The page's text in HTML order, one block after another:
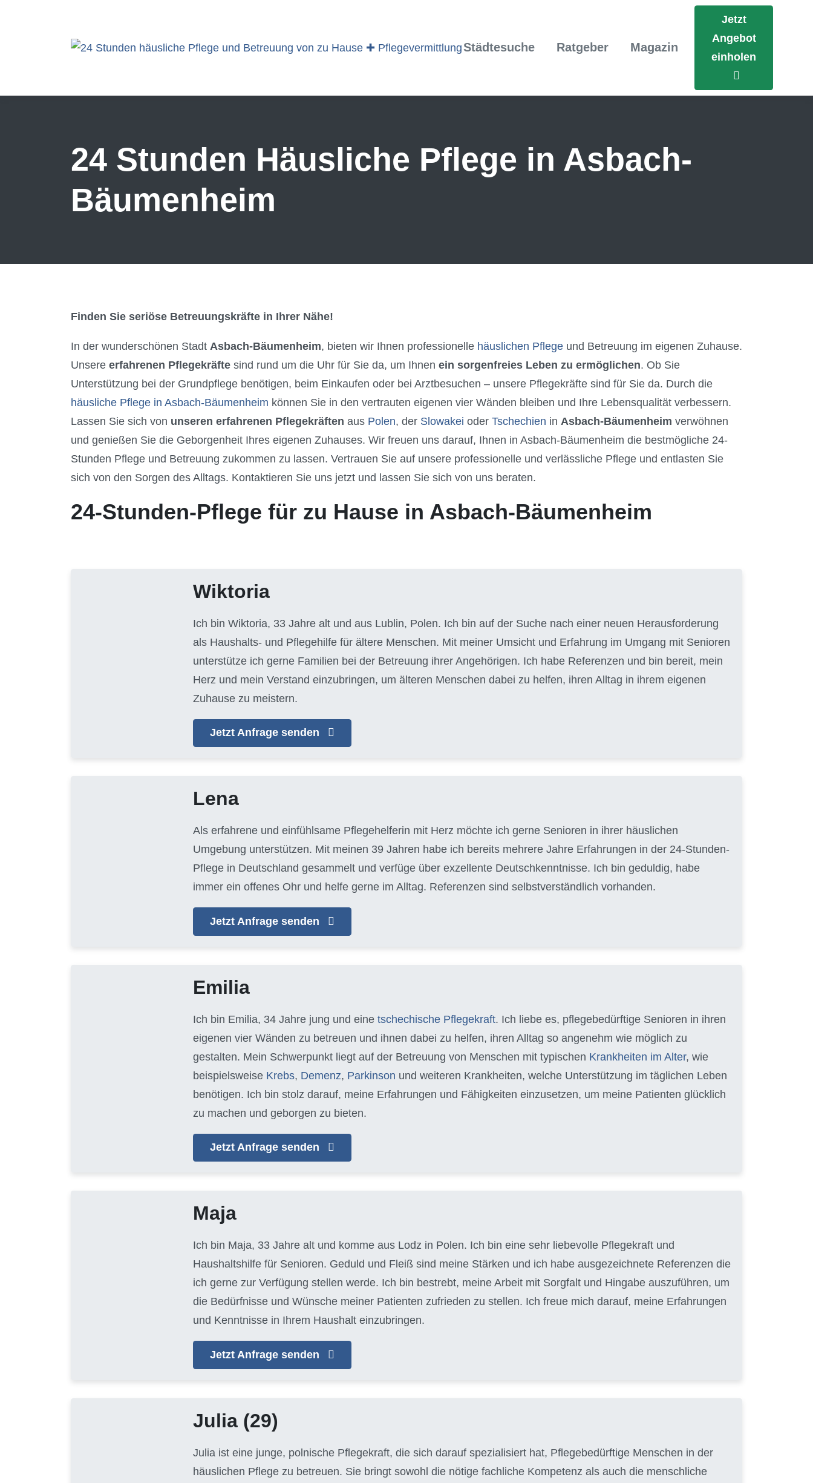
Städtesuche Ratgeber Magazin
Jetzt
Angebot
einholen
24 Stunden Häusliche Pflege in Asbach-
Bäumenheim
Finden Sie seriöse Betreuungskräfte in Ihrer Nähe!
In der wunderschönen Stadt Asbach-Bäumenheim, bieten wir Ihnen professionelle häuslichen Pflege und Betreuung im eigenen Zuhause.
Unsere erfahrenen Pflegekräfte sind rund um die Uhr für Sie da, um Ihnen ein sorgenfreies Leben zu ermöglichen. Ob Sie
Unterstützung bei der Grundpflege benötigen, beim Einkaufen oder bei Arztbesuchen – unsere Pflegekräfte sind für Sie da. Durch die
häusliche Pflege in Asbach-Bäumenheim können Sie in den vertrauten eigenen vier Wänden bleiben und Ihre Lebensqualität verbessern.
Lassen Sie sich von unseren erfahrenen Pflegekräften aus Polen, der Slowakei oder Tschechien in Asbach-Bäumenheim verwöhnen
und genießen Sie die Geborgenheit Ihres eigenen Zuhauses. Wir freuen uns darauf, Ihnen in Asbach-Bäumenheim die bestmögliche 24-
Stunden Pflege und Betreuung zukommen zu lassen. Vertrauen Sie auf unsere professionelle und verlässliche Pflege und entlasten Sie
sich von den Sorgen des Alltags. Kontaktieren Sie uns jetzt und lassen Sie sich von uns beraten.
24-Stunden-Pflege für zu Hause in Asbach-Bäumenheim
Wiktoria
Ich bin Wiktoria, 33 Jahre alt und aus Lublin, Polen. Ich bin auf der Suche nach einer neuen Herausforderung
als Haushalts- und Pflegehilfe für ältere Menschen. Mit meiner Umsicht und Erfahrung im Umgang mit Senioren
unterstütze ich gerne Familien bei der Betreuung ihrer Angehörigen. Ich habe Referenzen und bin bereit, mein
Herz und mein Verstand einzubringen, um älteren Menschen dabei zu helfen, ihren Alltag in ihrem eigenen
Zuhause zu meistern.
Jetzt Anfrage senden
Lena
Als erfahrene und einfühlsame Pflegehelferin mit Herz möchte ich gerne Senioren in ihrer häuslichen
Umgebung unterstützen. Mit meinen 39 Jahren habe ich bereits mehrere Jahre Erfahrungen in der 24-Stunden-
Pflege in Deutschland gesammelt und verfüge über exzellente Deutschkenntnisse. Ich bin geduldig, habe
immer ein offenes Ohr und helfe gerne im Alltag. Referenzen sind selbstverständlich vorhanden.
Jetzt Anfrage senden
Emilia
Ich bin Emilia, 34 Jahre jung und eine tschechische Pflegekraft. Ich liebe es, pflegebedürftige Senioren in ihren
eigenen vier Wänden zu betreuen und ihnen dabei zu helfen, ihren Alltag so angenehm wie möglich zu
gestalten. Mein Schwerpunkt liegt auf der Betreuung von Menschen mit typischen Krankheiten im Alter, wie
beispielsweise Krebs, Demenz, Parkinson und weiteren Krankheiten, welche Unterstützung im täglichen Leben
benötigen. Ich bin stolz darauf, meine Erfahrungen und Fähigkeiten einzusetzen, um meine Patienten glücklich
zu machen und geborgen zu bieten.
Jetzt Anfrage senden
Maja
Ich bin Maja, 33 Jahre alt und komme aus Lodz in Polen. Ich bin eine sehr liebevolle Pflegekraft und
Haushaltshilfe für Senioren. Geduld und Fleiß sind meine Stärken und ich habe ausgezeichnete Referenzen die
ich gerne zur Verfügung stellen werde. Ich bin bestrebt, meine Arbeit mit Sorgfalt und Hingabe auszuführen, um
die Bedürfnisse und Wünsche meiner Patienten zufrieden zu stellen. Ich freue mich darauf, meine Erfahrungen
und Kenntnisse in Ihrem Haushalt einzubringen.
Jetzt Anfrage senden
Julia (29)
Julia ist eine junge, polnische Pflegekraft, die sich darauf spezialisiert hat, Pflegebedürftige Menschen in der
häuslichen Pflege zu betreuen. Sie bringt sowohl die nötige fachliche Kompetenz als auch die menschliche